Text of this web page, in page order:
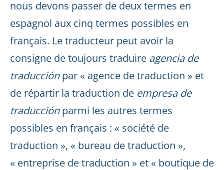
nous devons passer de deux termes en
espagnol aux cinq termes possibles en
français. Le traducteur peut avoir la
consigne de toujours traduire agencia de
traducciónpar « agence de traduction » et
de répartir la traduction de empresa de
traducciónparmi les autres termes
possibles en français : « société de
traduction », « bureau de traduction »,
« entreprise de traduction » et « boutique de